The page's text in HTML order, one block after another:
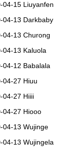
04-15 Liuyanfen
04-13 Darkbaby
04-13 Churong
04-13 Kaluola
04-12 Babalala
04-27 Hiuu
04-27 Hiiii
04-27 Hiooo
04-13 Wujinge
04-13 Wujingela